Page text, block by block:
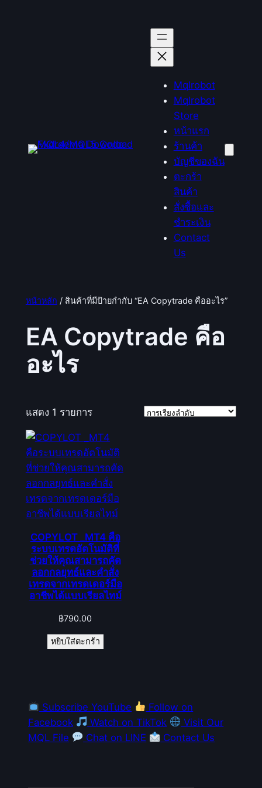
Mqlrobot
Mqlrobot
Store
หน้าแรก
ร้านค้า
บัญชีของฉัน
ตะกร้า
สินค้า
สั่งซื้อและ
ชำระเงิน
Contact
Us
หน้าหลัก / สินค้าที่มีป้ายกำกับ “EA Copytrade คืออะไร”
EA Copytrade คือ
อะไร
แสดง 1 รายการ
COPYLOT _MT4 คือ
ระบบเทรดอัตโนมัติที่
ช่วยให้คุณสามารถคัด
ลอกกลยุทธ์และคำสั่ง
เทรดจากเทรดเดอร์มือ
อาชีพได้แบบเรียลไทม์
฿790.00
หยิบใส่ตะกร้า
Subscribe YouTube
Follow on
Facebook
Watch on TikTok
Visit Our
MQL File
Chat on LINE Contact Us